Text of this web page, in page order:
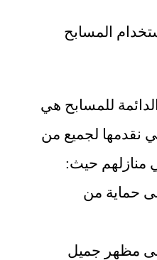
المسابح
الدائمة للمسابح هي
نقدمها لجميع من
منازلهم حيث:
حماية من
مظهر جميل